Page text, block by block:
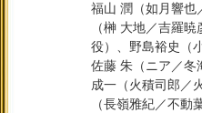
福山 潤（如月響也
（榊 大地／吉羅
役）、野島裕史（
佐藤 朱（ニア／冬
成一（火積司郎／
（長嶺雅紀／不